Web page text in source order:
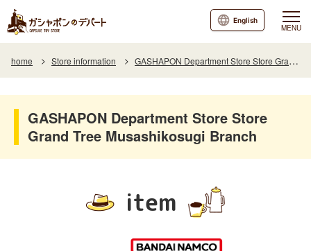
MENU
English
home Store information GASHAPON Department Store Store Grand Tree Musashikosugi Branch
GASHAPON Department Store Store
Grand Tree Musashikosugi Branch
item